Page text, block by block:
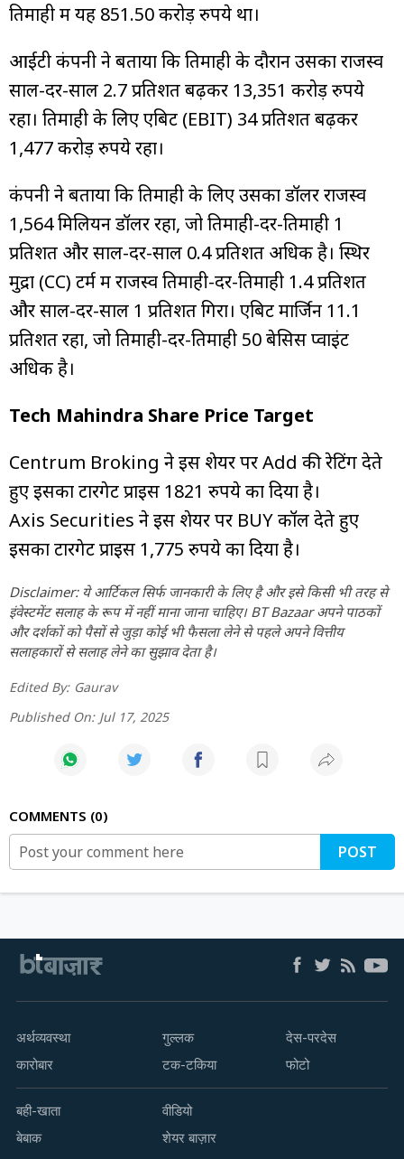
तिमाही में यह 851.50 करोड़ रुपये था।
आईटी कंपनी ने बताया कि तिमाही के दौरान उसका राजस्व
साल-दर-साल 2.7 प्रतिशत बढ़कर 13,351 करोड़ रुपये
रहा। तिमाही के लिए एबिट (EBIT) 34 प्रतिशत बढ़कर
1,477 करोड़ रुपये रहा।
कंपनी ने बताया कि तिमाही के लिए उसका डॉलर राजस्व
1,564 मिलियन डॉलर रहा, जो तिमाही-दर-तिमाही 1
प्रतिशत और साल-दर-साल 0.4 प्रतिशत अधिक है। स्थिर
मुद्रा (CC) टर्म में राजस्व तिमाही-दर-तिमाही 1.4 प्रतिशत
और साल-दर-साल 1 प्रतिशत गिरा। एबिट मार्जिन 11.1
प्रतिशत रहा, जो तिमाही-दर-तिमाही 50 बेसिस प्वाइंट
अधिक है।
Tech Mahindra Share Price Target
Centrum Broking ने इस शेयर पर Add की रेटिंग देते
हुए इसका टारगेट प्राइस 1821 रुपये का दिया है।
Axis Securities ने इस शेयर पर BUY कॉल देते हुए
इसका टारगेट प्राइस 1,775 रुपये का दिया है।
Disclaimer: ये आर्टिकल सिर्फ जानकारी के लिए है और इसे किसी भी तरह से
इंवेस्टमेंट सलाह के रूप में नहीं माना जाना चाहिए। BT Bazaar अपने पाठकों
और दर्शकों को पैसों से जुड़ा कोई भी फैसला लेने से पहले अपने वित्तीय
सलाहकारों से सलाह लेने का सुझाव देता है।
Edited By: Gaurav
Published On: Jul 17, 2025
COMMENTS 0
POST
अर्थव्यवस्था
कारोबार
गुल्लक
टक-टकिया
देस-परदेस
फोटो
बही-खाता
बेबाक
वीडियो
शेयर बाज़ार